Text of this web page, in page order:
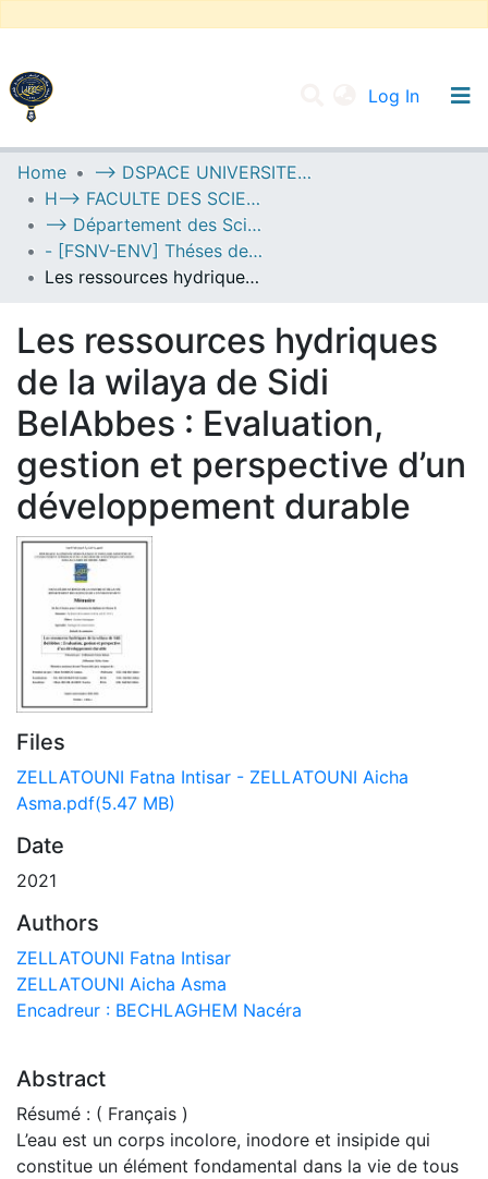
Log In
UNIVERSITY OF D.L SIDI BEL ABBES
Communities & Collections
All of DSpace
Statistics
Home
--> DSPACE UNIVERSITE DJILALLI LIABES DE SIDI BEL ABBES
H--> FACULTE DES SCIENCES DE LA NATURE ET DE LA VIE
--> Département des Sciences de l’Environnement
- [FSNV-ENV] Théses de Master II
Les ressources hydriques de la wilaya de Sidi BelAbbes : Evaluation, gestion et perspective d’un développement durable
Les ressources hydriques
de la wilaya de Sidi
BelAbbes : Evaluation,
gestion et perspective d’un
développement durable
Files
ZELLATOUNI Fatna Intisar - ZELLATOUNI Aicha
Asma.pdf(5.47 MB)
Date
2021
Authors
ZELLATOUNI Fatna Intisar
ZELLATOUNI Aicha Asma
Encadreur : BECHLAGHEM Nacéra
Abstract
Résumé : ( Français )
L’eau est un corps incolore, inodore et insipide qui
constitue un élément fondamental dans la vie de tous